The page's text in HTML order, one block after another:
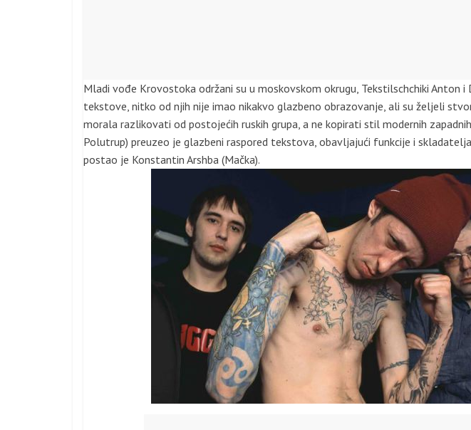
Mladi vođe Krovostoka održani su u moskovskom okrugu, Tekstilschchiki Anton
tekstove, nitko od njih nije imao nikakvo glazbeno obrazovanje, ali su željeli
morala razlikovati od postojećih ruskih grupa, a ne kopirati stil modernih
Polutrup) preuzeo je glazbeni raspored tekstova, obavljajući funkcije i
postao je Konstantin Arshba (Mačka).